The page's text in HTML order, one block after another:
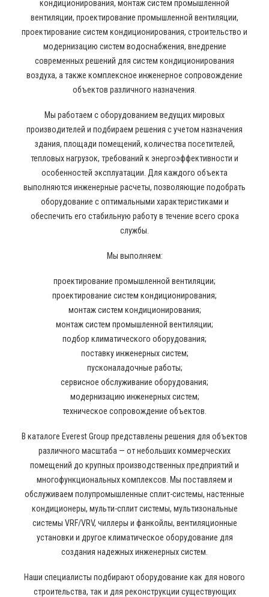
кондиционирования, монтаж систем промышленной
вентиляции, проектирование промышленной вентиляции,
проектирование систем кондиционирования, строительство и
модернизацию систем водоснабжения, внедрение
современных решений для систем кондиционирования
воздуха, а также комплексное инженерное сопровождение
объектов различного назначения.
Мы работаем с оборудованием ведущих мировых
производителей и подбираем решения с учетом назначения
здания, площади помещений, количества посетителей,
тепловых нагрузок, требований к энергоэффективности и
особенностей эксплуатации. Для каждого объекта
выполняются инженерные расчеты, позволяющие подобрать
оборудование с оптимальными характеристиками и
обеспечить его стабильную работу в течение всего срока
службы.
Мы выполняем:
проектирование промышленной вентиляции;
проектирование систем кондиционирования;
монтаж систем кондиционирования;
монтаж систем промышленной вентиляции;
подбор климатического оборудования;
поставку инженерных систем;
пусконаладочные работы;
сервисное обслуживание оборудования;
модернизацию инженерных систем;
техническое сопровождение объектов.
В каталоге Everest Group представлены решения для объектов
различного масштаба — от небольших коммерческих
помещений до крупных производственных предприятий и
многофункциональных комплексов. Мы поставляем и
обслуживаем полупромышленные сплит-системы, настенные
кондиционеры, мульти-сплит системы, мультизональные
системы VRF/VRV, чиллеры и фанкойлы, вентиляционные
установки и другое климатическое оборудование для
создания надежных инженерных систем.
Наши специалисты подбирают оборудование как для нового
строительства, так и для реконструкции существующих